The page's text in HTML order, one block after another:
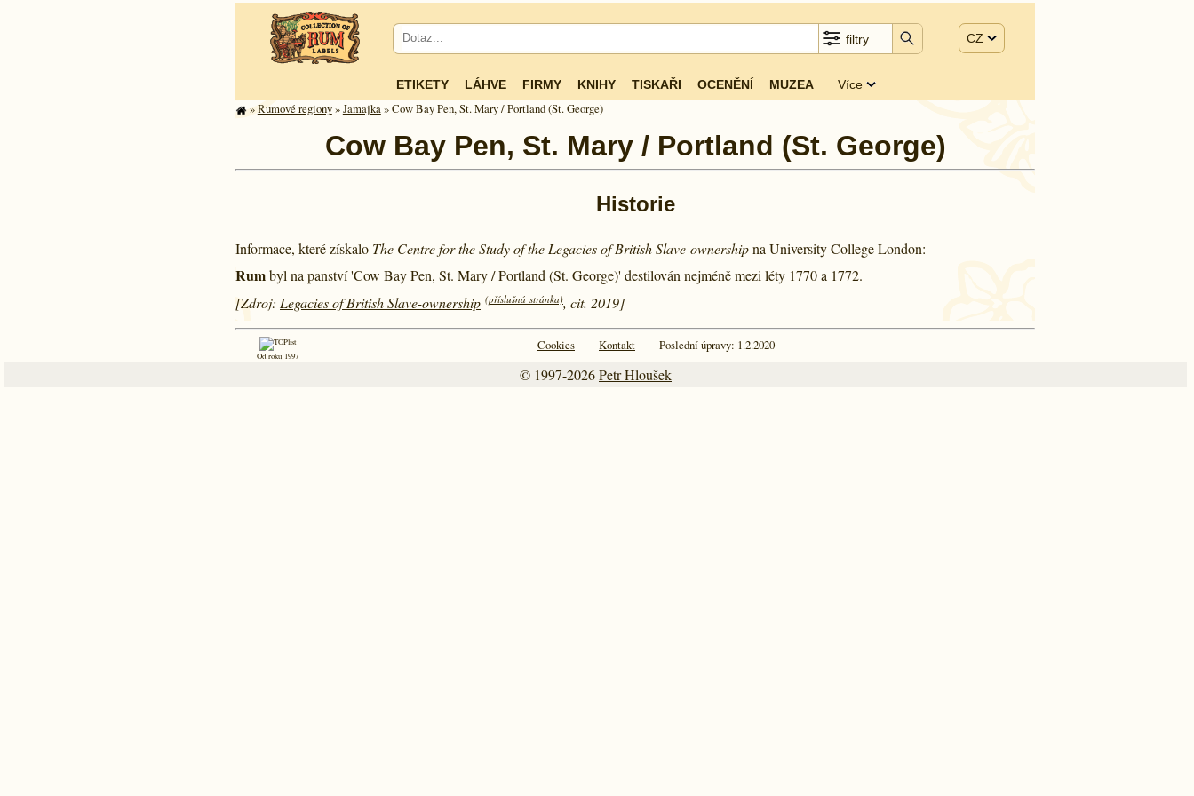
filtry CZ
ETIKETY LÁHVE FIRMY KNIHY TISKAŘI OCENĚNÍ MUZEA Více
»Rumové regiony»Jamajka» Cow Bay Pen, St. Mary / Portland (St. George)
Cow Bay Pen, St. Mary / Portland (St. George)
Historie
Informace, které získalo The Centre for the Study of the Legacies of British Slave-ownershipna University College London:
Rumbyl na panství 'Cow Bay Pen, St. Mary / Portland (St. George)' destilován nejméně mezi léty 1770 a 1772.
[Zdroj: Legacies of British Slave-ownership (příslušná stránka), cit. 2019]
Od roku 1997
Cookies Kontakt Poslední úpravy: 1.2.2020
© 1997-2026Petr Hloušek